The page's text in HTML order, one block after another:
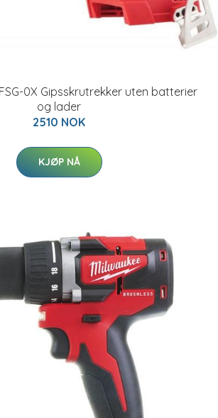
0X Gipsskrutrekker uten batterier
og lader
2510 NOK
KJØP NÅ